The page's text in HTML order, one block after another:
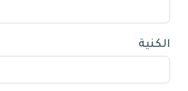
الكنية